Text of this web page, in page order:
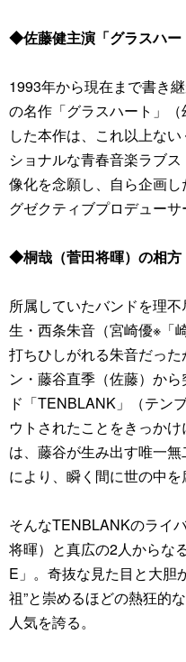
◆佐藤健主演「グラスハー
1993年から現在まで書き
の名作「グラスハート」
した本作は、これ以上な
ショナルな青春音楽ラブ
像化を念願し、自ら企画
グゼクティブプロデューサ
◆桐哉（菅田将暉）の相方
所属していたバンドを理
生・西条朱音（宮崎優※「
打ちひしがれる朱音だっ
ン・藤谷直季（佐藤）か
ド「TENBLANK」（テン
ウトされたことをきっか
は、藤谷が生み出す唯一
により、瞬く間に世の中を
そんなTENBLANKのライ
将暉）と真広の2人からな
E」。奇抜な見た目と大胆
祖”と崇めるほどの熱狂的
人気を誇る。